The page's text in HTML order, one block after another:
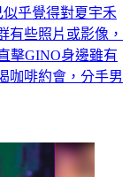
些照片或影像，
擊GINO身邊雖有
咖啡約會，分手男